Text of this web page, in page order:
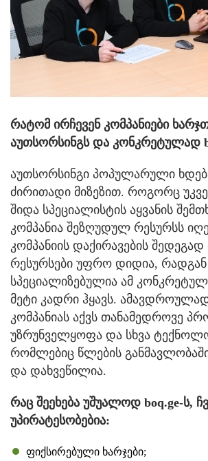
რატომ ირჩევენ კომპანიები
აუთსორსინგს და კონკრეტულად
აუთსორსინგი პოპულარული
ძირითადი მიზეზით. როგორც
შიდა სპეციალისტის აყვანის
კომპანია შეზღუდულ რესურსს
კომპანიის დაქირავების
რესურსები უფრო დიდია, რადგან
სპეციალიზებულია ამ
მეტი კადრი ჰყავს.
კომპანიას აქვს თანამედროვე
უზრუნველყოფა და სხვა
რომლებიც წლების
და დახვეწილია.
რაც შეეხება უშუალოდ boq.ge-ს,
უპირატესობებია:
ფიქსირებული ხარჯები;